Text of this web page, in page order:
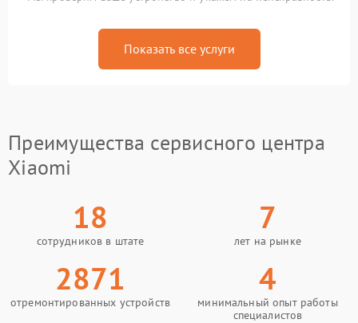
Показать все услуги
Преимущества сервисного центра
Xiaomi
18
сотрудников в штате
7
лет на рынке
2871
отремонтированных устройств
4
минимальный опыт работы
специалистов